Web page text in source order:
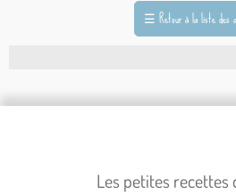
☰Retour à la liste des
Les petites recettes